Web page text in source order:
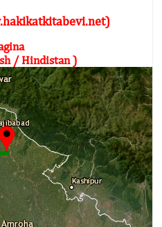
/ Hindistan )